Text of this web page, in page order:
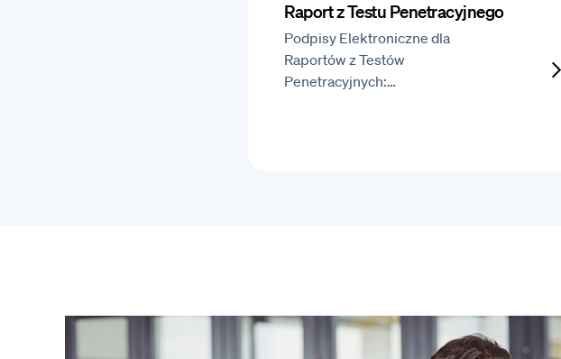
Raport z Testu Penetracyjnego
Podpisy Elektroniczne dla
Raportów z Testów
Penetracyjnych:…